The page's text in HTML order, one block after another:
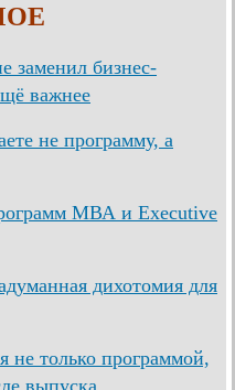
заменил бизнес-
важнее
не программу, а
МВА и Executive
дихотомия для
не только программой,
выпуска